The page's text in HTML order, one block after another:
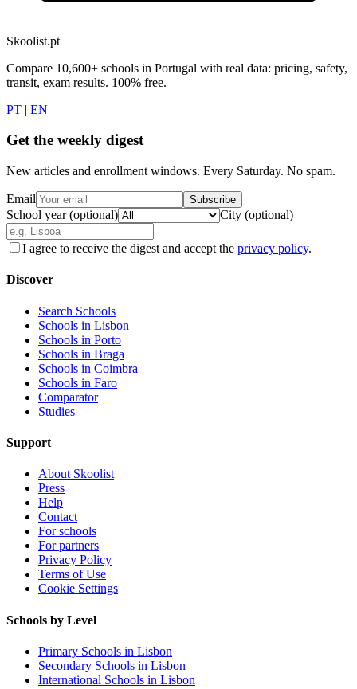
Skoolist.pt
Compare 10,600+ schools in Portugal with real data: pricing, safety,
transit, exam results. 100% free.
PT | EN
Get the weekly digest
New articles and enrollment windows. Every Saturday. No spam.
Email Subscribe
School year (optional) City (optional)
I agree to receive the digest and accept the privacy policy.
Discover
Search Schools
Schools in Lisbon
Schools in Porto
Schools in Braga
Schools in Coimbra
Schools in Faro
Comparator
Studies
Support
About Skoolist
Press
Help
Contact
For schools
For partners
Privacy Policy
Terms of Use
Cookie Settings
Schools by Level
Primary Schools in Lisbon
Secondary Schools in Lisbon
International Schools in Lisbon